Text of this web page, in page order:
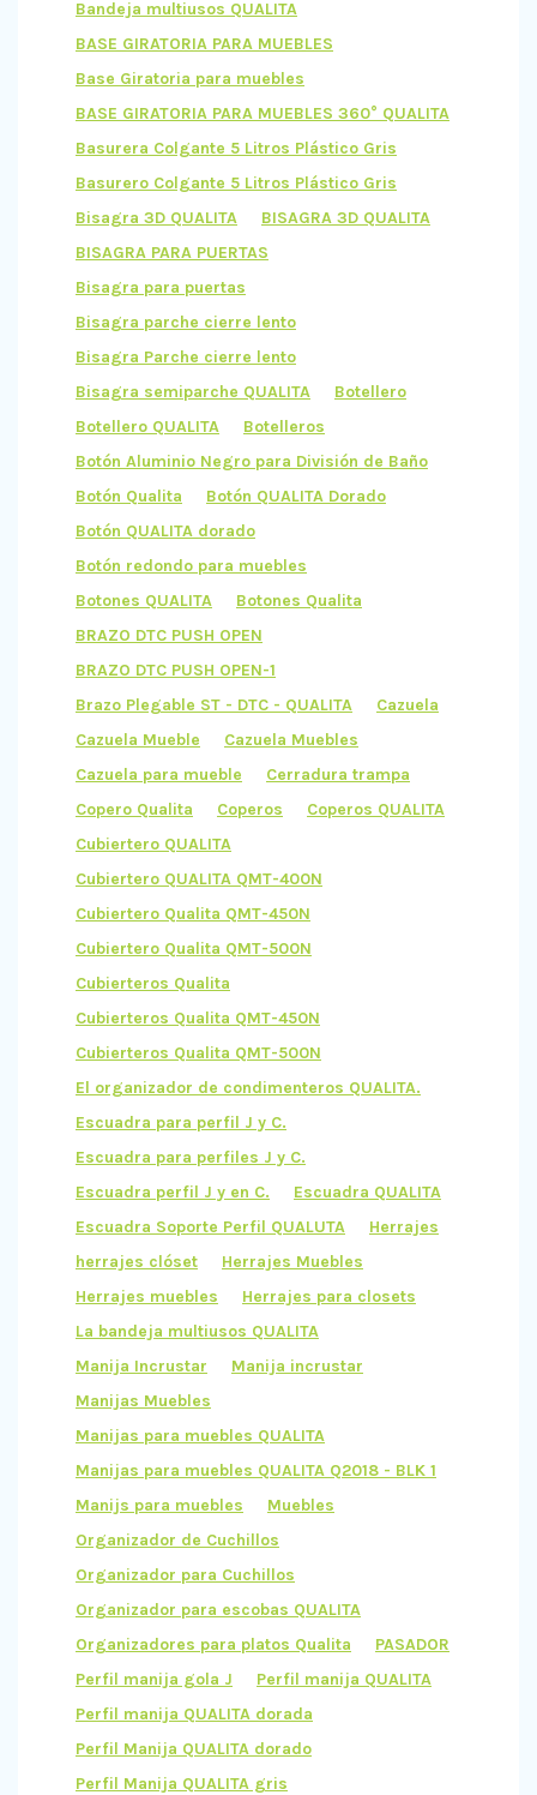
Bandeja multiusos QUALITA
BASE GIRATORIA PARA MUEBLES
Base Giratoria para muebles
BASE GIRATORIA PARA MUEBLES 360° QUALITA
Basurera Colgante 5 Litros Plástico Gris
Basurero Colgante 5 Litros Plástico Gris
Bisagra 3D QUALITA
BISAGRA 3D QUALITA
BISAGRA PARA PUERTAS
Bisagra para puertas
Bisagra parche cierre lento
Bisagra Parche cierre lento
Bisagra semiparche QUALITA
Botellero
Botellero QUALITA
Botelleros
Botón Aluminio Negro para División de Baño
Botón Qualita
Botón QUALITA Dorado
Botón QUALITA dorado
Botón redondo para muebles
Botones QUALITA
Botones Qualita
BRAZO DTC PUSH OPEN
BRAZO DTC PUSH OPEN-1
Brazo Plegable ST - DTC - QUALITA
Cazuela
Cazuela Mueble
Cazuela Muebles
Cazuela para mueble
Cerradura trampa
Copero Qualita
Coperos
Coperos QUALITA
Cubiertero QUALITA
Cubiertero QUALITA QMT-400N
Cubiertero Qualita QMT-450N
Cubiertero Qualita QMT-500N
Cubierteros Qualita
Cubierteros Qualita QMT-450N
Cubierteros Qualita QMT-500N
El organizador de condimenteros QUALITA.
Escuadra para perfil J y C.
Escuadra para perfiles J y C.
Escuadra perfil J y en C.
Escuadra QUALITA
Escuadra Soporte Perfil QUALUTA
Herrajes
herrajes clóset
Herrajes Muebles
Herrajes muebles
Herrajes para closets
La bandeja multiusos QUALITA
Manija Incrustar
Manija incrustar
Manijas Muebles
Manijas para muebles QUALITA
Manijas para muebles QUALITA Q2018 - BLK 1
Manijs para muebles
Muebles
Organizador de Cuchillos
Organizador para Cuchillos
Organizador para escobas QUALITA
Organizadores para platos Qualita
PASADOR
Perfil manija gola J
Perfil manija QUALITA
Perfil manija QUALITA dorada
Perfil Manija QUALITA dorado
Perfil Manija QUALITA gris